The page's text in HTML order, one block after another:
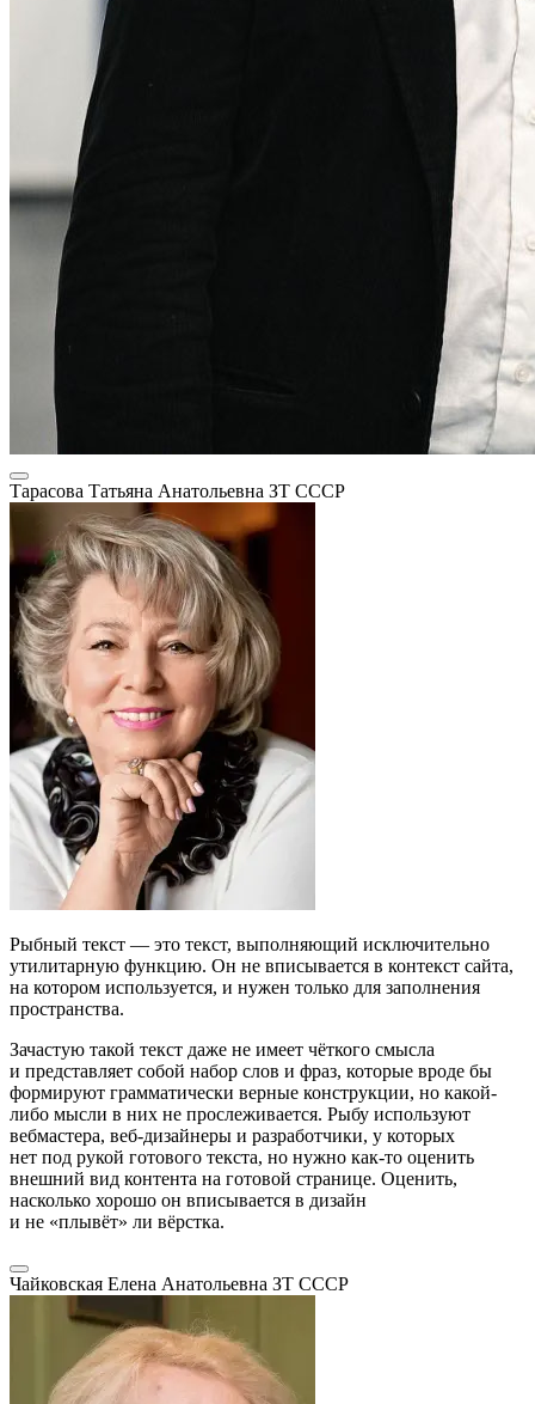
Тарасова Татьяна Анатольевна ЗТ СССР
Рыбный текст — это текст, выполняющий исключительно
утилитарную функцию. Он не вписывается в контекст сайта,
на котором используется, и нужен только для заполнения
пространства.
Зачастую такой текст даже не имеет чёткого смысла
и представляет собой набор слов и фраз, которые вроде бы
формируют грамматически верные конструкции, но какой-
либо мысли в них не прослеживается. Рыбу используют
вебмастера, веб-дизайнеры и разработчики, у которых
нет под рукой готового текста, но нужно как-то оценить
внешний вид контента на готовой странице. Оценить,
насколько хорошо он вписывается в дизайн
и не «плывёт» ли вёрстка.
Чайковская Елена Анатольевна ЗТ СССР